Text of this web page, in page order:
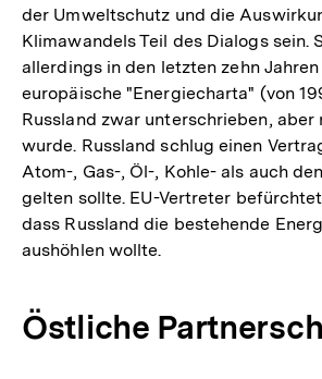
der Umweltschutz und die
Klimawandels Teil des Dialogs sein.
allerdings in den letzten zehn
europäische "Energiecharta" (von
Russland zwar unterschrieben,
wurde. Russland schlug einen
Atom-, Gas-, Öl-, Kohle- als auch
gelten sollte. EU-Vertreter
dass Russland die bestehende
aushöhlen wollte.
Östliche